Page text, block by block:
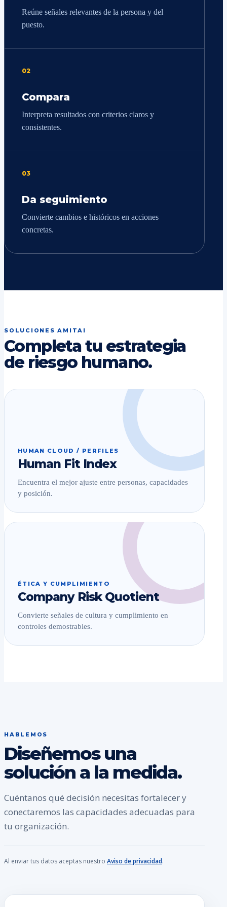
Reúne señales relevantes de la persona y del
puesto.
02
Compara
Interpreta resultados con criterios claros y
consistentes.
03
Da seguimiento
Convierte cambios e históricos en acciones
concretas.
SOLUCIONES AMITAI
Completa tu estrategia
de riesgo humano.
HUMAN CLOUD / PERFILES
Human Fit Index
Encuentra el mejor ajuste entre personas, capacidades
y posición.
ÉTICA Y CUMPLIMIENTO
Company Risk Quotient
Convierte señales de cultura y cumplimiento en
controles demostrables.
HABLEMOS
Diseñemos una
solución a la medida.
Cuéntanos qué decisión necesitas fortalecer y
conectaremos las capacidades adecuadas para
tu organización.
Al enviar tus datos aceptas nuestro Aviso de privacidad.